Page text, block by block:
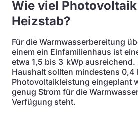
Wie viel
Heizstab?
Für die Warmwasserbereitung
einem ein Einfamilienhaus ist
etwa 1,5 bis 3 kWp ausreichend.
Haushalt sollten mindestens 0,4
Photovoltaikleistung eingeplant
genug Strom für die
Verfügung steht.